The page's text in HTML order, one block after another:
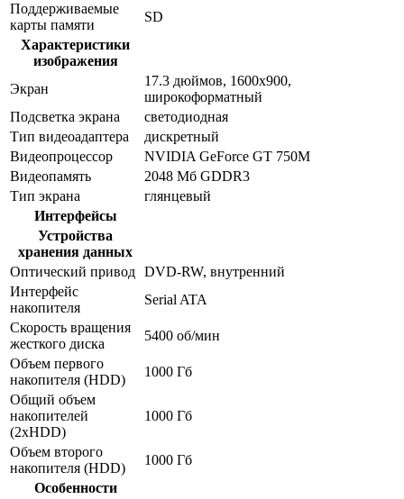
Поддерживаемые
карты памяти
SD
Характеристики
изображения
Экран
17.3 дюймов, 1600x900,
широкоформатный
Подсветка экрана
светодиодная
Тип видеоадаптера
дискретный
Видеопроцессор
NVIDIA GeForce GT 750M
Видеопамять
2048 Мб GDDR3
Тип экрана
глянцевый
Интерфейсы
Устройства
хранения данных
Оптический привод DVD-RW, внутренний
Интерфейс
накопителя
Serial ATA
Скорость вращения
жесткого диска
5400 об/мин
Объем первого
накопителя (HDD)
1000 Гб
Общий объем
накопителей
(2xHDD)
1000 Гб
Объем второго
накопителя (HDD)
1000 Гб
Особенности